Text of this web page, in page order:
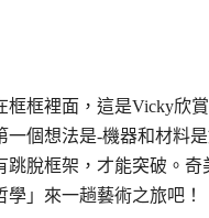
框框裡面，這是Vicky欣賞
一個想法是-機器和材料
跳脫框架，才能突破。
」來一趟藝術之旅吧！